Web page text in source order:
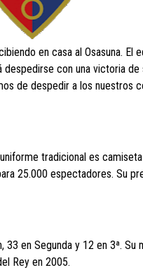
en casa al Osasuna. El
con una victoria
de despedir a los nuestros
tradicional es
25.000 espectadores. Su
en Segunda y 12 en 3ª.
Rey en 2005.